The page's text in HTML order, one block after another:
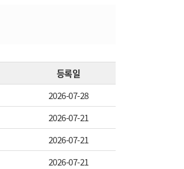
등록일
2026-07-28
2026-07-21
2026-07-21
2026-07-21